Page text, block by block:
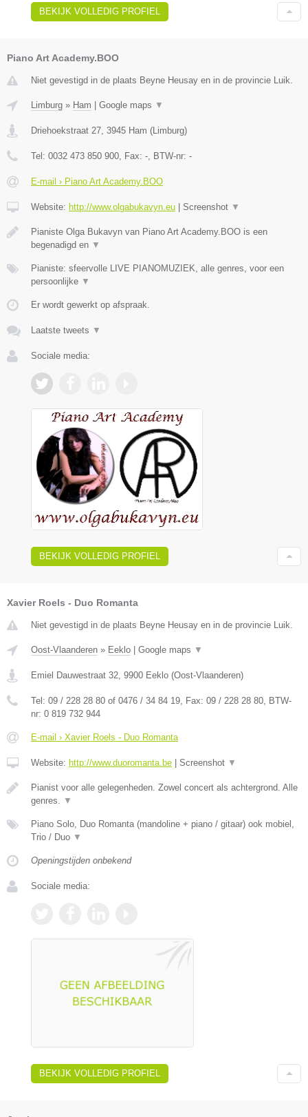
BEKIJK VOLLEDIG PROFIEL
Piano Art Academy.BOO
Niet gevestigd in de plaats Beyne Heusay en in de provincie Luik.
Limburg » Ham Google maps ▼
Driehoekstraat 27, 3945 Ham (Limburg)
Tel: 0032 473 850 900, Fax: -, BTW-nr: -
E-mail › Piano Art Academy.BOO
Website: http://www.olgabukavyn.eu Screenshot ▼
Pianiste Olga Bukavyn van Piano Art Academy.BOO is een
begenadigd en ▼
Pianiste: sfeervolle LIVE PIANOMUZIEK, alle genres, voor een
persoonlijke ▼
Er wordt gewerkt op afspraak.
Laatste tweets ▼
Sociale media:
BEKIJK VOLLEDIG PROFIEL
Xavier Roels - Duo Romanta
Niet gevestigd in de plaats Beyne Heusay en in de provincie Luik.
Oost-Vlaanderen » Eeklo | Google maps ▼
Emiel Dauwestraat 32 9900 Eeklo (Oost-Vlaanderen)
Tel: 09 / 228 28 80 of 0476 / 34 84 19 , Fax: 09 / 228 28 80 , BTW-
nr: 0 819 732 944
E-mail › Xavier Roels - Duo Romanta
Website: http://www.duoromanta.be | Screenshot ▼
Pianist voor alle gelegenheden. Zowel concert als achtergrond. Alle
genres.
▼
Piano Solo, Duo Romanta (mandoline + piano / gitaar) ook mobiel,
Trio / Duo ▼
Openingstijden onbekend
Sociale media:
BEKIJK VOLLEDIG PROFIEL